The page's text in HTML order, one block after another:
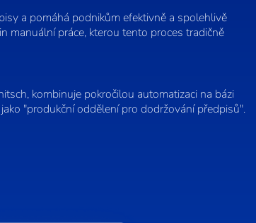
a pomáhá podnikům efektivně a spolehlivě
manuální práce, kterou tento proces tradičně
kombinuje pokročilou automatizaci na bázi
"produkční oddělení pro dodržování předpisů".